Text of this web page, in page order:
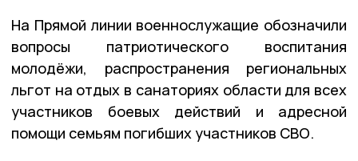
На Прямой линии военнослужащие обозначили
вопросы патриотического воспитания
молодёжи, распространения региональных
льгот на отдых в санаториях области для всех
участников боевых действий и адресной
помощи семьям погибших участников СВО.